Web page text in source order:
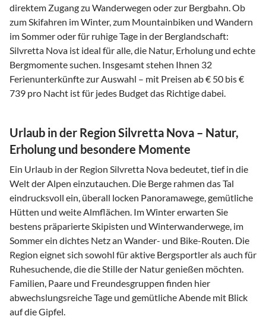
direktem Zugang zu Wanderwegen oder zur Bergbahn. Ob
zum Skifahren im Winter, zum Mountainbiken und Wandern
im Sommer oder für ruhige Tage in der Berglandschaft:
Silvretta Nova ist ideal für alle, die Natur, Erholung und echte
Bergmomente suchen. Insgesamt stehen Ihnen 32
Ferienunterkünfte zur Auswahl – mit Preisen ab € 50 bis €
739 pro Nacht ist für jedes Budget das Richtige dabei.
Urlaub in der Region Silvretta Nova – Natur,
Erholung und besondere Momente
Ein Urlaub in der Region Silvretta Nova bedeutet, tief in die
Welt der Alpen einzutauchen. Die Berge rahmen das Tal
eindrucksvoll ein, überall locken Panoramawege, gemütliche
Hütten und weite Almflächen. Im Winter erwarten Sie
bestens präparierte Skipisten und Winterwanderwege, im
Sommer ein dichtes Netz an Wander- und Bike-Routen. Die
Region eignet sich sowohl für aktive Bergsportler als auch für
Ruhesuchende, die die Stille der Natur genießen möchten.
Familien, Paare und Freundesgruppen finden hier
abwechslungsreiche Tage und gemütliche Abende mit Blick
auf die Gipfel.